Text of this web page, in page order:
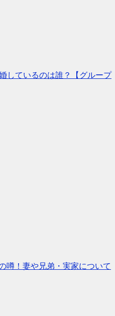
しているのは誰？【グループ
噂！妻や兄弟・実家について